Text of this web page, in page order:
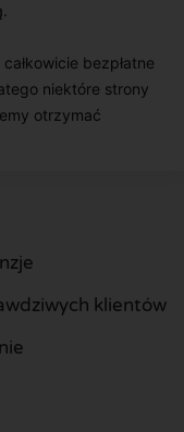
bezpłatne
niektóre strony
otrzymać
klientów